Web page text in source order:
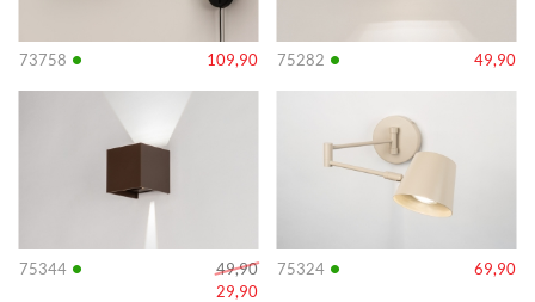
73758 • 109,90 75282 • 49,90
75344 •
49,90
29,90
Info
75324 • 69,90
Info